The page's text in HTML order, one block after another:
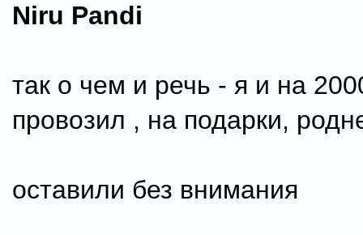
Niru Pandi
так о чем и речь - я и на
провозил , на подарки,
оставили без внимания